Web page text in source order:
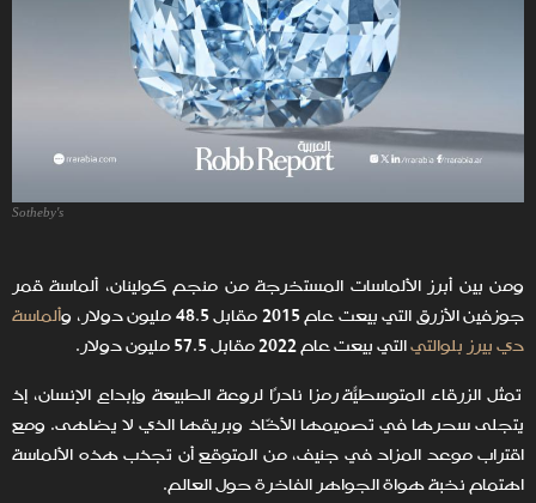
Sotheby's
ومن بين أبرز الألماسات المستخرجة من منجم كولينان، ألماسة قمر
جوزفين الأزرق التي بيعت عام 2015 مقابل 48.5 مليون دولار، و
ألماسة
دي بيرز بلوالتيالتي بيعت عام 2022 مقابل 57.5 مليون دولار.
تمثل الزرقاء المتوسطيّة رمزًا نادرًا لروعة الطبيعة وإبداع الإنسان، إذ
يتجلى سحرها في تصميمها الأخّاذ وبريقها الذي لا يضاهى. ومع
اقتراب موعد المزاد في جنيف، من المتوقع أن تجذب هذه الألماسة
اهتمام نخبة هواة الجواهر الفاخرة حول العالم.